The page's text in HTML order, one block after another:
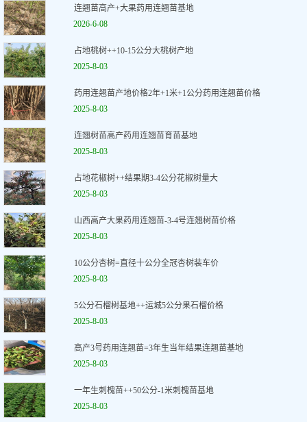
连翘苗高产+大果药用连翘苗基地
2026-6-08
占地桃树++10-15公分大桃树产地
2025-8-03
药用连翘苗产地价格2年+1米+1公分药用连翘苗价格
2025-8-03
连翘树苗高产药用连翘苗育苗基地
2025-8-03
占地花椒树++结果期3-4公分花椒树量大
2025-8-03
山西高产大果药用连翘苗-3-4号连翘树苗价格
2025-8-03
10公分杏树=直径十公分全冠杏树装车价
2025-8-03
5公分石榴树基地++运城5公分果石榴价格
2025-8-03
高产3号药用连翘苗=3年生当年结果连翘苗基地
2025-8-03
一年生刺槐苗++50公分-1米刺槐苗基地
2025-8-03